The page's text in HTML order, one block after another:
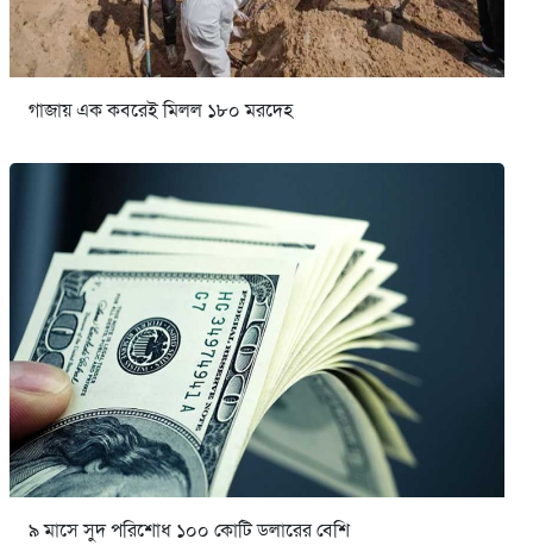
গাজায় এক কবরেই মিলল ১৮০ মরদেহ
৯ মাসে সুদ পরিশোধ ১০০ কোটি ডলারের বেশি